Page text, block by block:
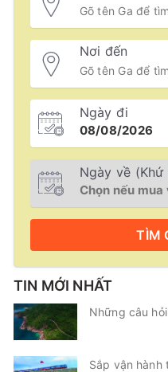
Nơi đến
Ngày đi
Ngày về (Khứ
TÌM
TIN MỚI NHẤT
Những câu
Sắp vận hành